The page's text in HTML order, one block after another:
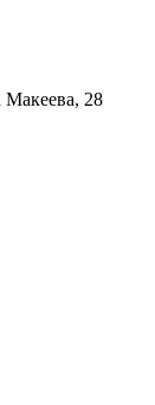
Макеева, 28